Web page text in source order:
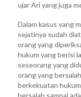
ujar Ari yang juga
Dalam kasus yang
sejatinya sudah
orang yang
hukum yang berisi
seseorang yang
orang yang
berkekuatan
bersalah sampai